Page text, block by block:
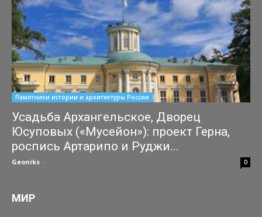
Памятники истории и архитектуры России
Усадьба Архангельское, Дворец
Юсуповых («Мусейон»): проект Герна,
роспись Артарипо и Руджи...
Geoniks - 0
МИР